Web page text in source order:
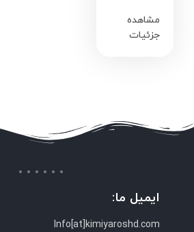
مشاهده
جزئیات
ایمیل ما:
Info[at]kimiyaroshd.com